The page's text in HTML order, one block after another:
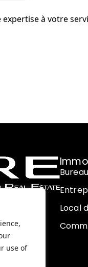
use of
expertise à votre
13008,
Local